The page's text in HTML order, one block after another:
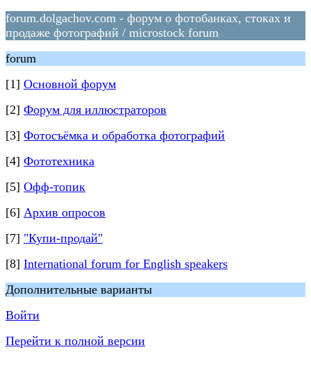
forum.dolgachov.com - форум о фотобанках, стоках и
продаже фотографий / microstock forum
forum
[1] Основной форум
[2] Форум для иллюстраторов
[3] Фотосъёмка и обработка фотографий
[4] Фототехника
[5] Офф-топик
[6] Архив опросов
[7] "Купи-продай"
[8] International forum for English speakers
Дополнительные варианты
Войти
Перейти к полной версии